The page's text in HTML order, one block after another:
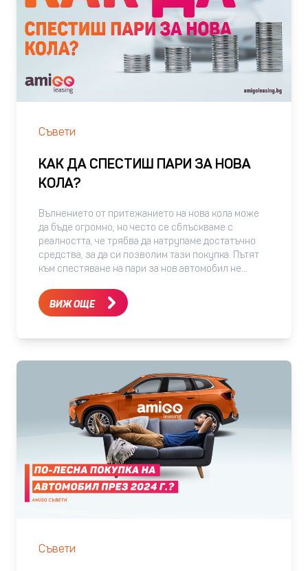
Съвети
КАК ДА СПЕСТИШ ПАРИ ЗА НОВА
КОЛА?
Вълнението от притежанието на нова кола може
да бъде огромно, но често се сблъскваме с
реалността, че трябва да натрупаме достатъчно
средства, за да си позволим тази покупка. Пътят
към спестяване на пари за нов автомобил не
ключови стъпки, които ще ти помогнат да
превърнеш мечтата си в реалност. Определи
колко точно може да струва автомобилът, който
съобразиш с твоите финансови възможности и
нужди. Разгледай различни модели и марки, за да
намериш най-добрата цен
ВИЖ ОЩЕ
Съвети